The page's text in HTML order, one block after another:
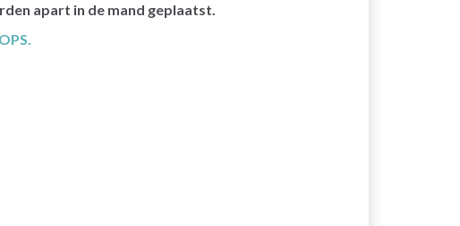
apart in de mand geplaatst.